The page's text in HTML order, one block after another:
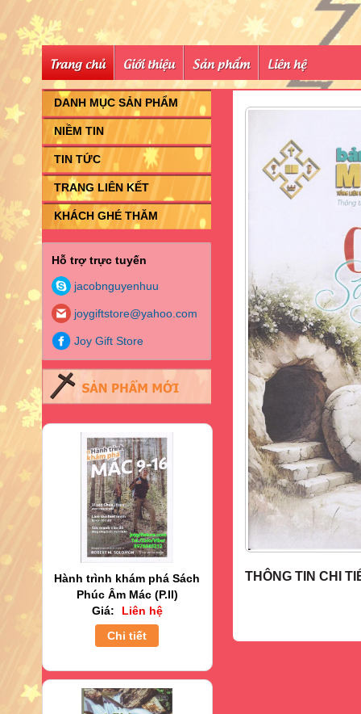
Trang chủ Giới thiệu Sản phẩm Liên hệ
DANH MỤC SẢN PHẨM
NIỀM TIN
TIN TỨC
TRANG LIÊN KẾT
KHÁCH GHÉ THĂM
Hỗ trợ trực tuyến
jacobnguyenhuu
joygiftstore@yahoo.com
Joy Gift Store
Hành trình khám phá Sách
Phúc Âm Mác (P.II)
Giá:
Liên hệ
Chi tiết
THÔNG TIN CHI